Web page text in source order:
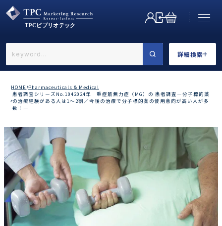
詳細検索
←戻る
業界で選ぶ
カテゴリで選ぶ
HOME Pharmaceuticals & Medical
患者調査シリーズNo.1042024年 重症筋無力症（MG）の 患者調査―分子標的薬
の治療経験がある人は1～2割／今後の治療で分子標的薬の使用意向が高い人が多
数！―